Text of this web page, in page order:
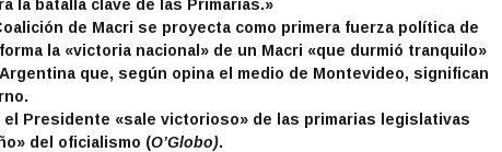
la batalla clave de las Primarias.»
de Macri se proyecta como primera fuerza política de
la «victoria nacional» de un Macri «que durmió tranquilo»
que, según opina el medio de Montevideo, significan
Presidente «sale victorioso» de las primarias legislativas
del oficialismo (O’Globo).